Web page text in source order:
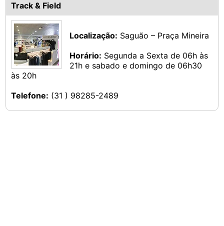
Track & Field
Localização: Saguão – Praça Mineira
Horário: Segunda a Sexta de 06h às
21h e sabado e domingo de 06h30
às 20h
Telefone: (31 ) 98285-2489